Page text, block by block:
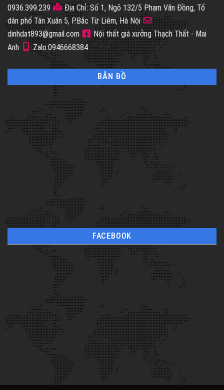
0936.399.239
Địa Chỉ: Số 1, Ngõ 132/5 Phạm Văn Đồng, Tổ
dân phố Tân Xuân 5, P.Bắc Từ Liêm, Hà Nội
dinhdat893@gmail.com
Nội thất giá xưởng Thạch Thất - Mai
Anh
Zalo:0946668384
BẢN ĐỒ
FACEBOOK